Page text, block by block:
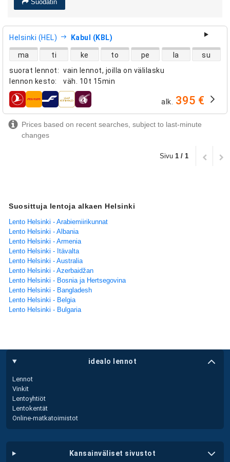
Suodatin
Helsinki (HEL) Kabul (KBL)
suorat lennot: vain lennot, joilla on välilasku
lennon kesto: väh. 10t 15min
suorien lentojen saatavuus
ma ti ke to pe la su
lentoyhtiöt alk. 395 €
Prices based on recent searches, subject to last-minute
changes
Sivu 1 / 1
Suosittuja lentoja alkaen Helsinki
Lento Helsinki - Arabiemiirikunnat
Lento Helsinki - Albania
Lento Helsinki - Armenia
Lento Helsinki - Itävalta
Lento Helsinki - Australia
Lento Helsinki - Azerbaidžan
Lento Helsinki - Bosnia ja Hertsegovina
Lento Helsinki - Bangladesh
Lento Helsinki - Belgia
Lento Helsinki - Bulgaria
idealo lennot
Lennot
Vinkit
Lentoyhtiöt
Lentokentät
Online-matkatoimistot
kansainväliset sivustot